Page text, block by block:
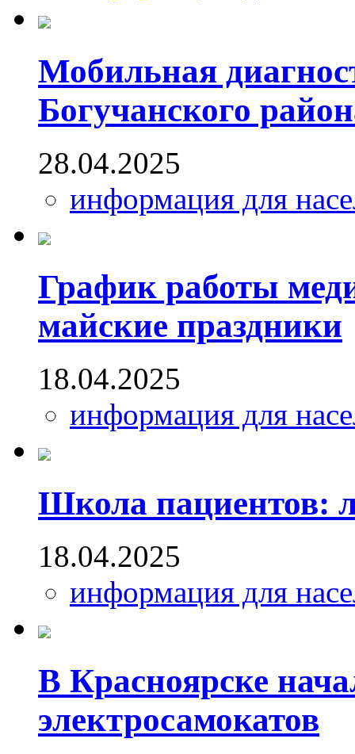
Мобильная
Богучанского
28.04.2025
информация для
График работы
майские праздники
18.04.2025
информация для
Школа пациентов:
18.04.2025
информация для
В Красноярске
электросамокатов